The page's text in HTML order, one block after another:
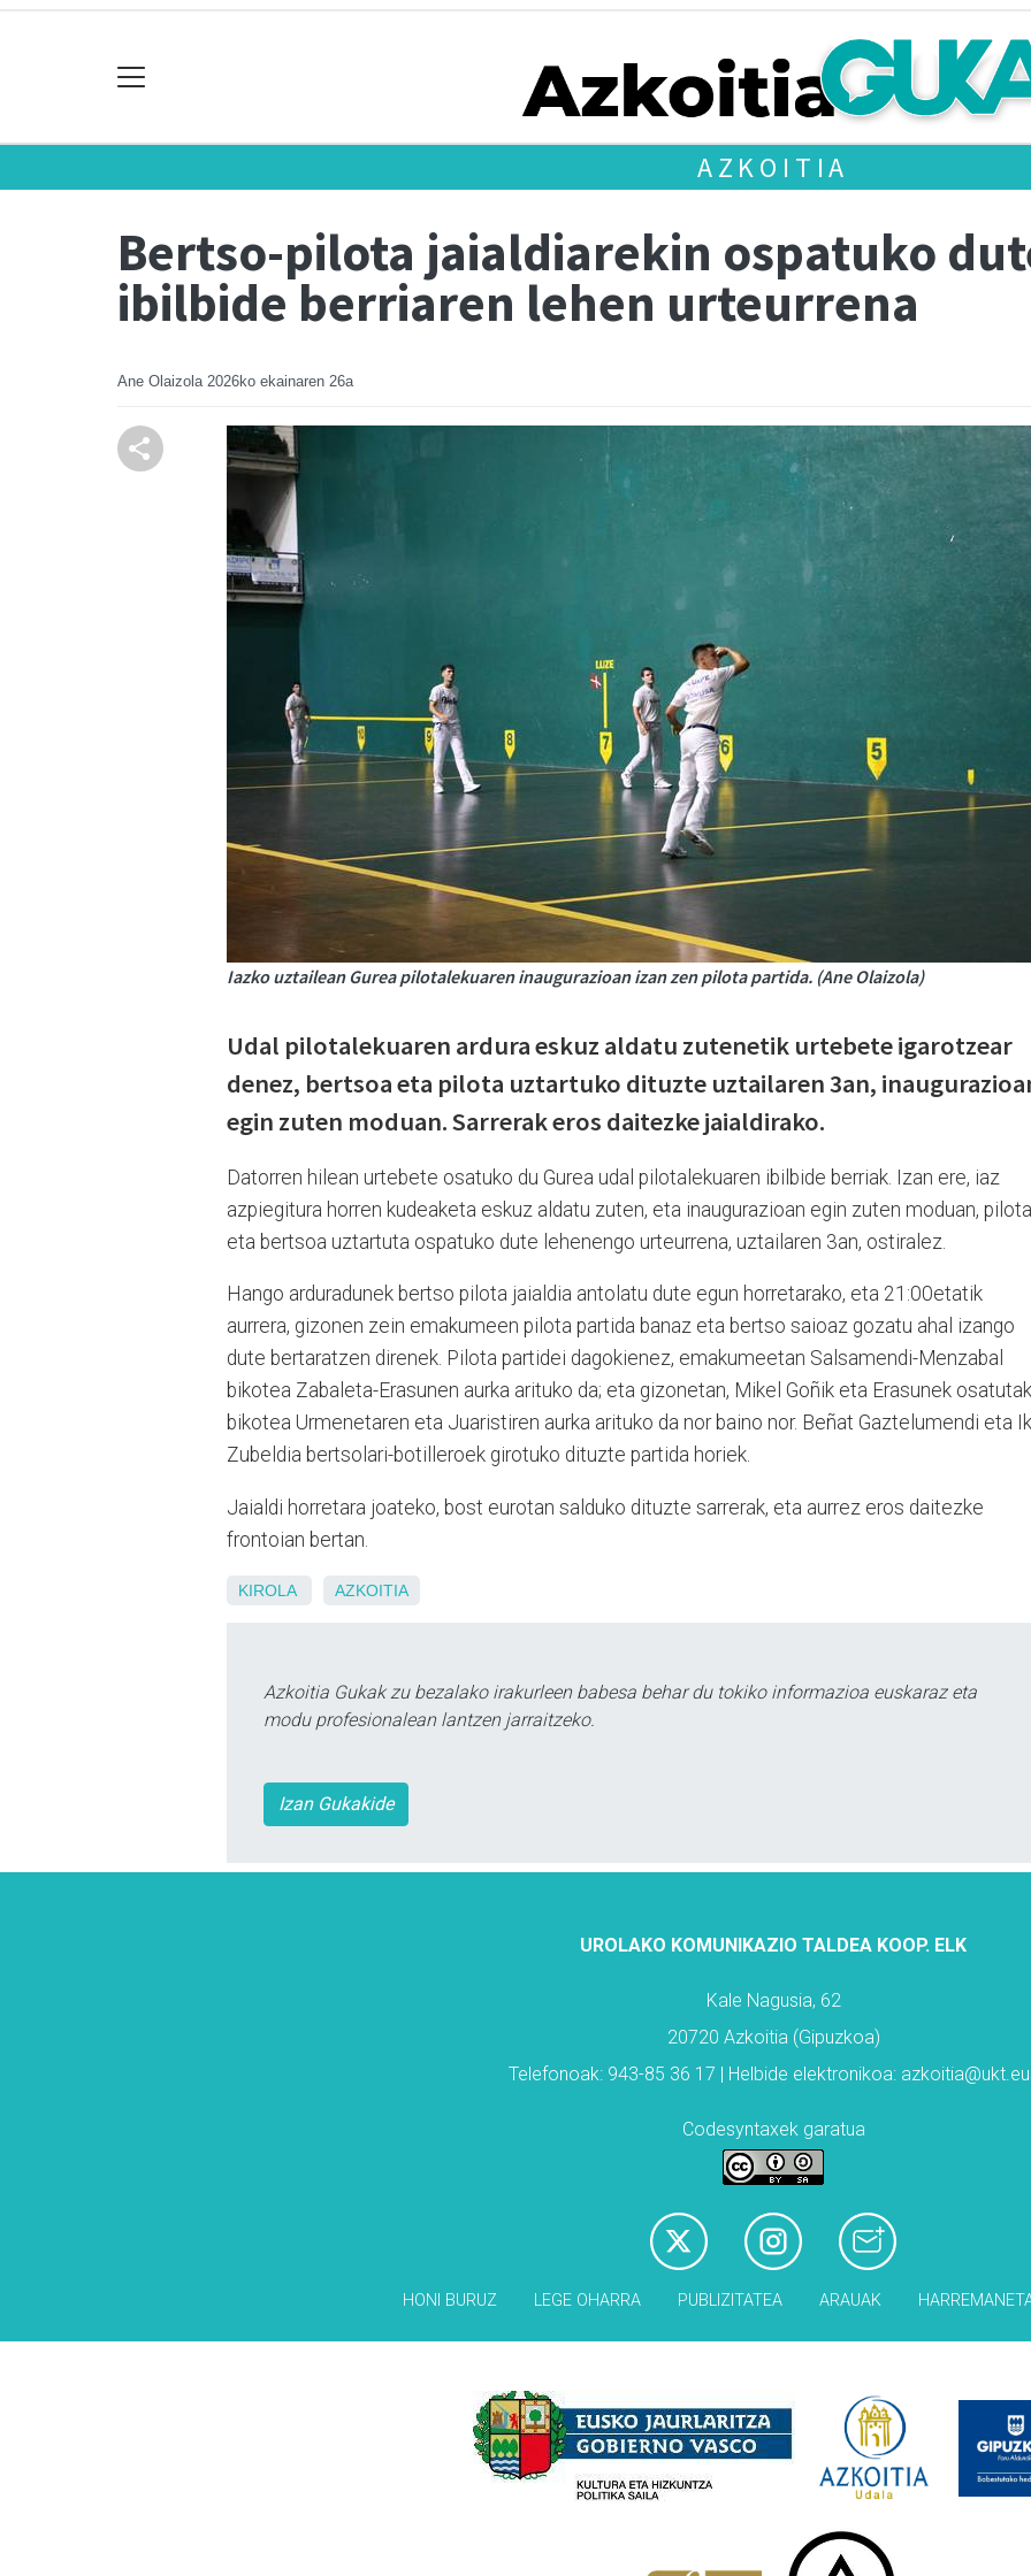
AZKOITIA
Bertso-pilota jaialdiarekin ospatuko
ibilbide berriaren lehen urteurrena
Ane Olaizola 2026ko ekainaren 26a
Iazko uztailean Gurea pilotalekuaren inaugurazioan izan zen pilota partida. (Ane Olaizola)
Udal pilotalekuaren ardura eskuz aldatu zutenetik urtebete igarotzear
denez, bertsoa eta pilota uztartuko dituzte uztailaren 3an,
egin zuten moduan. Sarrerak eros daitezke jaialdirako.
Datorren hilean urtebete osatuko du Gurea udal pilotalekuaren ibilbide berriak. Izan ere, iaz
azpiegitura horren kudeaketa eskuz aldatu zuten, eta inaugurazioan egin zuten moduan, pilota
eta bertsoa uztartuta ospatuko dute lehenengo urteurrena, uztailaren 3an, ostiralez.
Hango arduradunek bertso pilota jaialdia antolatu dute egun horretarako, eta 21:00etatik
aurrera, gizonen zein emakumeen pilota partida banaz eta bertso saioaz gozatu ahal izango
dute bertaratzen direnek. Pilota partidei dagokienez, emakumeetan Salsamendi-Menzabal
bikotea Zabaleta-Erasunen aurka arituko da; eta gizonetan, Mikel Goñik eta Erasunek
bikotea Urmenetaren eta Juaristiren aurka arituko da nor baino nor. Beñat Gaztelumendi eta
Zubeldia bertsolari-botilleroek girotuko dituzte partida horiek.
Jaialdi horretara joateko, bost eurotan salduko dituzte sarrerak, eta aurrez eros daitezke
frontoian bertan.
KIROLA AZKOITIA
Azkoitia Gukak zu bezalako irakurleen babesa behar du tokiko informazioa euskaraz eta
modu profesionalean lantzen jarraitzeko.
Izan Gukakide
UROLAKO KOMUNIKAZIO TALDEA KOOP. ELK
Kale Nagusia, 62
20720 Azkoitia (Gipuzkoa)
Telefonoak: 943-85 36 17 | Helbide elektronikoa:
Codesyntaxek garatua
HONI BURUZ LEGE OHARRA PUBLIZITATEA ARAUAK